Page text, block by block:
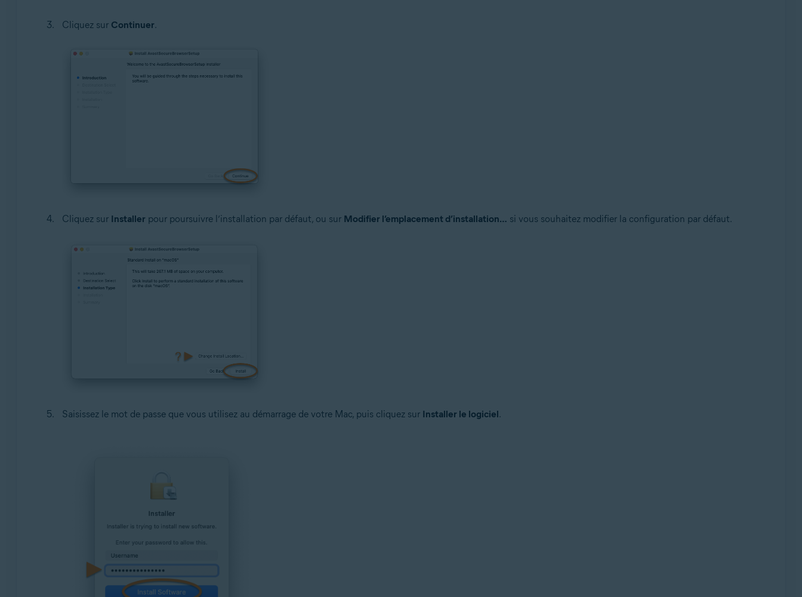
Cliquez sur Continuer.
Cliquez sur Installer pour poursuivre l’installation par défaut, ou sur Modifier l’emplacement d’installation… si vous souhaitez modifier la configuration par défaut.
Saisissez le mot de passe que vous utilisez au démarrage de votre Mac, puis cliquez sur Installer le logiciel.